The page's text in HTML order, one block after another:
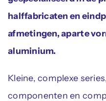
halffabricaten en
afmetingen, aparte
aluminium.
Kleine, complexe
componenten en